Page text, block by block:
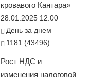
кровавого Кантара»
28.01.2025 12:00
День за днем
1181 (43496)
Рост НДС и
изменения налоговой